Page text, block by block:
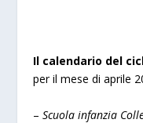
Il calendario del
per il mese di aprile
–Scuola infanzia